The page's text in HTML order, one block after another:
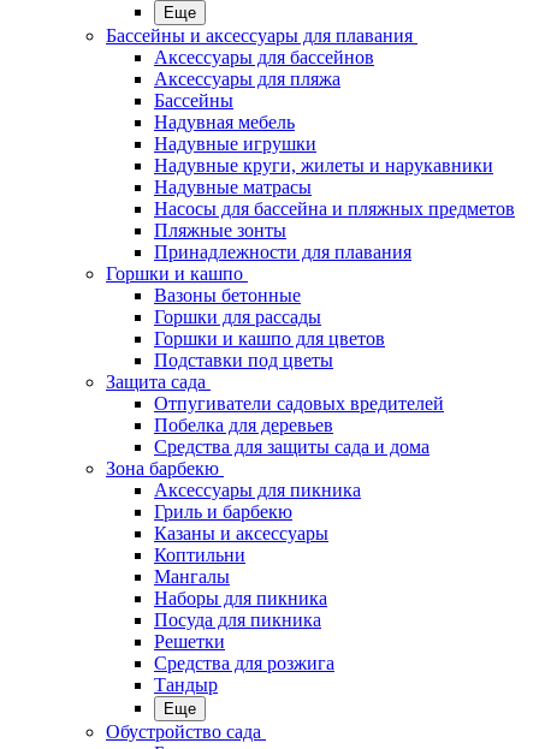
Еще
Бассейны и аксессуары для плавания
Аксессуары для бассейнов
Аксессуары для пляжа
Бассейны
Надувная мебель
Надувные игрушки
Надувные круги, жилеты и нарукавники
Надувные матрасы
Насосы для бассейна и пляжных предметов
Пляжные зонты
Принадлежности для плавания
Горшки и кашпо
Вазоны бетонные
Горшки для рассады
Горшки и кашпо для цветов
Подставки под цветы
Защита сада
Отпугиватели садовых вредителей
Побелка для деревьев
Средства для защиты сада и дома
Зона барбекю
Аксессуары для пикника
Гриль и барбекю
Казаны и аксессуары
Коптильни
Мангалы
Наборы для пикника
Посуда для пикника
Решетки
Средства для розжига
Тандыр
Еще
Обустройство сада